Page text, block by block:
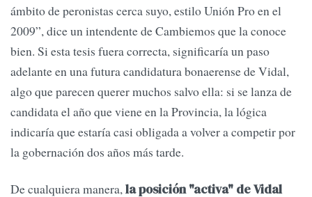
ámbito de peronistas cerca suyo, estilo Unión Pro en el
2009”, dice un intendente de Cambiemos que la conoce
bien. Si esta tesis fuera correcta, significaría un paso
adelante en una futura candidatura bonaerense de Vidal,
algo que parecen querer muchos salvo ella: si se lanza de
candidata el año que viene en la Provincia, la lógica
indicaría que estaría casi obligada a volver a competir por
la gobernación dos años más tarde.
De cualquiera manera,la posición "activa" de Vidal